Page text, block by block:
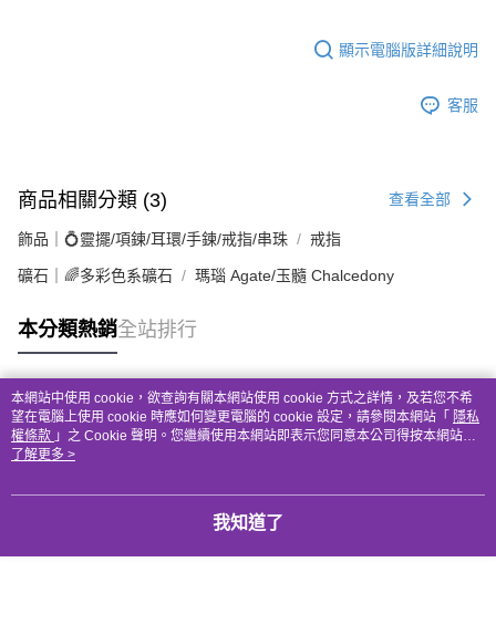
顯示電腦版詳細說明
客服
商品相關分類 (3) 查看全部
飾品｜💍靈擺/項鍊/耳環/手鍊/戒指/串珠 戒指
礦石｜🌈多彩色系礦石 瑪瑙 Agate/玉髓 Chalcedony
本分類熱銷全站排行
熱門標籤
本網站中使用 cookie，欲查詢有關本網站使用 cookie 方式之詳情，及若您不希
望在電腦上使用 cookie 時應如何變更電腦的 cookie 設定，請參閱本網站「 隱私
權條款 」之 Cookie 聲明。您繼續使用本網站即表示您同意本公司得按本網站使
用條款之 Cookie 聲明使用 cookie。
了解更多 >
我知道了